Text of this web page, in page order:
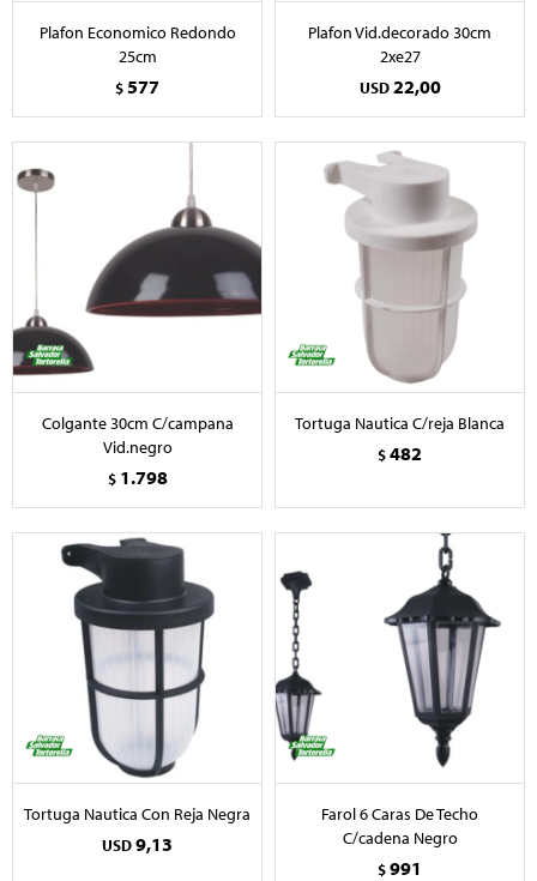
Plafon Economico Redondo
25cm
$577
Plafon Vid.decorado 30cm
2xe27
USD 22,00
Colgante 30cm C/campana
Vid.negro
$ 1.798
Tortuga Nautica C/reja Blanca
$482
Tortuga Nautica Con Reja Negra
USD9,13
Farol 6 Caras De Techo
C/cadena Negro
$991